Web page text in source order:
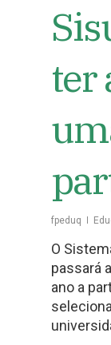
ter
fpeduq
O
passará
ano a